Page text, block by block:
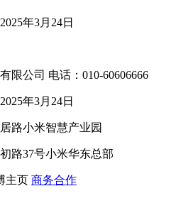
年3月24日
限公司 电话：010-60606666
年3月24日
路小米智慧产业园
路37号小米华东总部
主页 商务合作